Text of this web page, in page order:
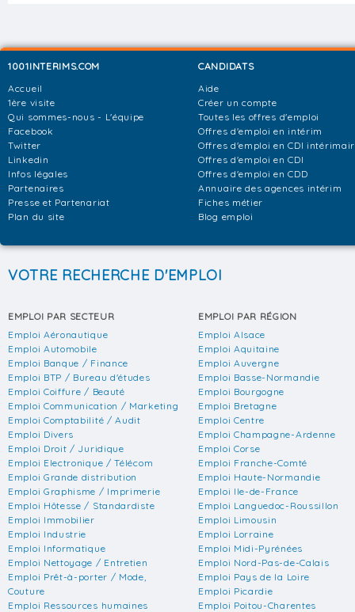
1001INTERIMS.COM
Accueil
1ère visite
Qui sommes-nous - L'équipe
Facebook
Twitter
Linkedin
Infos légales
Partenaires
Presse et Partenariat
Plan du site
CANDIDATS
Aide
Créer un compte
Toutes les offres d'emploi
Offres d'emploi en intérim
Offres d'emploi en CDI
Offres d'emploi en CDI
Offres d'emploi en CDD
Annuaire des agences intérim
Fiches métier
Blog emploi
VOTRE RECHERCHE D'EMPLOI
EMPLOI PAR SECTEUR
Emploi Aéronautique
Emploi Automobile
Emploi Banque / Finance
Emploi BTP / Bureau d'études
Emploi Coiffure / Beauté
Emploi Communication / Marketing
Emploi Comptabilité / Audit
Emploi Divers
Emploi Droit / Juridique
Emploi Electronique / Télécom
Emploi Grande distribution
Emploi Graphisme / Imprimerie
Emploi Hôtesse / Standardiste
Emploi Immobilier
Emploi Industrie
Emploi Informatique
Emploi Nettoyage / Entretien
Emploi Prêt-à-porter / Mode,
Couture
Emploi Ressources humaines
EMPLOI PAR RÉGION
Emploi Alsace
Emploi Aquitaine
Emploi Auvergne
Emploi Basse-Normandie
Emploi Bourgogne
Emploi Bretagne
Emploi Centre
Emploi Champagne-Ardenne
Emploi Corse
Emploi Franche-Comté
Emploi Haute-Normandie
Emploi Ile-de-France
Emploi Languedoc-Roussillon
Emploi Limousin
Emploi Lorraine
Emploi Midi-Pyrénées
Emploi Nord-Pas-de-Calais
Emploi Pays de la Loire
Emploi Picardie
Emploi Poitou-Charentes